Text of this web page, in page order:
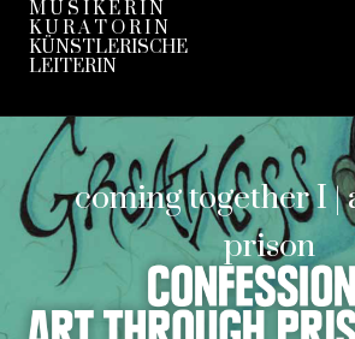
M U S I K E R I N
K U R A T O R I N
KÜNSTLERISCHE
LEITERIN
coming together I |
prison